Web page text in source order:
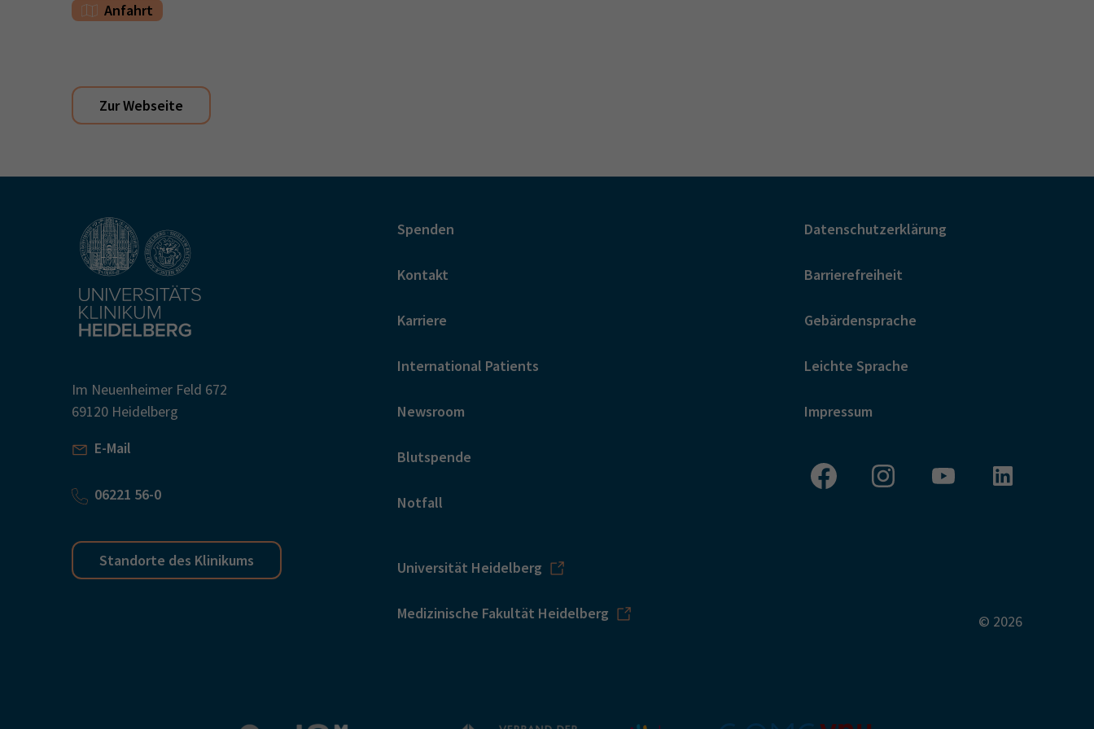
Anfahrt
Zur Webseite
Im Neuenheimer Feld 672
69120 Heidelberg
E-Mail
06221 56-0
Standorte des Klinikums
Spenden
Kontakt
Karriere
International Patients
Newsroom
Blutspende
Notfall
Universität Heidelberg
Medizinische Fakultät Heidelberg
Datenschutzerklärung
Barrierefreiheit
Gebärdensprache
Leichte Sprache
Impressum
© 2026